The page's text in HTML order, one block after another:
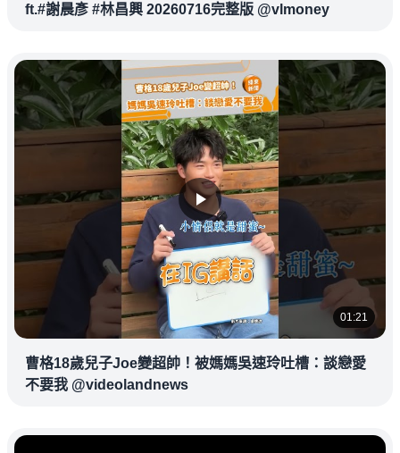
ft.#謝晨彥 #林昌興 20260716完整版 @vlmoney
01:21
曹格18歲兒子Joe變超帥！被媽媽吳速玲吐槽：談戀愛
不要我 @videolandnews